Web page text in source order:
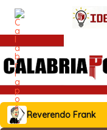
contenuto
Reverendo Frank